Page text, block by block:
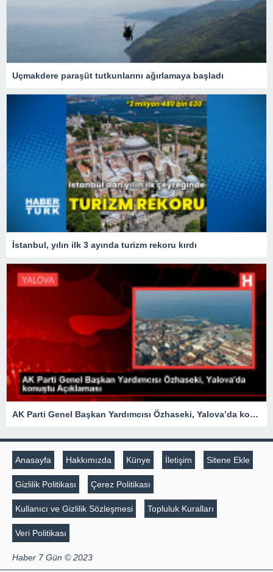
Uçmakdere paraşüt tutkunlarını ağırlamaya başladı
İstanbul, yılın ilk 3 ayında turizm rekoru kırdı
AK Parti Genel Başkan Yardımcısı Özhaseki, Yalova’da konuştu Açıklaması
Anasayfa Hakkımızda Künye İletişim Sitene Ekle
Gizlilik Politikası Çerez Politikası
Kullanıcı ve Gizlilik Sözleşmesi Topluluk Kuralları
Veri Politikası
Haber 7 Gün © 2023